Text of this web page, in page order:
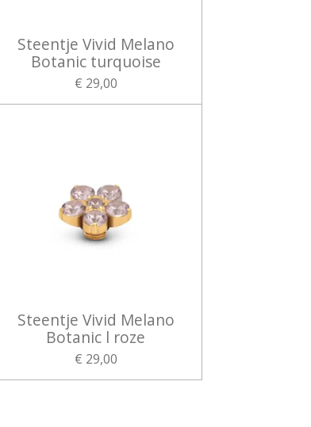
Steentje Vivid Melano
Botanic turquoise
€ 29,00
Steentje Vivid Melano
Botanic l roze
€ 29,00